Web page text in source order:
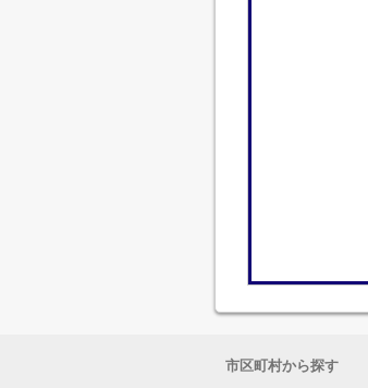
市区町村から探す